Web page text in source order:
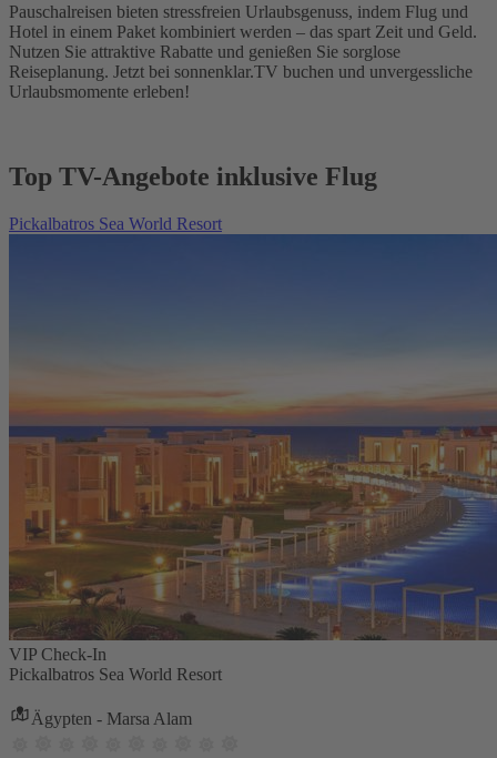
Pauschalreisen bieten stressfreien Urlaubsgenuss, indem Flug und
Hotel in einem Paket kombiniert werden – das spart Zeit und Geld.
Nutzen Sie attraktive Rabatte und genießen Sie sorglose
Reiseplanung. Jetzt bei sonnenklar.TV buchen und unvergessliche
Urlaubsmomente erleben!
Top TV-Angebote inklusive Flug
Pickalbatros Sea World Resort
VIP Check-In
Pickalbatros Sea World Resort
Ägypten - Marsa Alam